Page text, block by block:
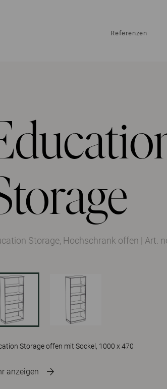
Referenzen
Storage, Hochschrank offen | Art.
Storage offen mit Sockel, 1000 x 470
anzeigen